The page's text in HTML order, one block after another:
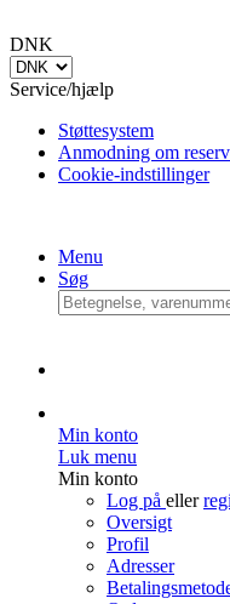
DNK
Service/hjælp
Støttesystem
Anmodning om
Cookie-indstillinger
Menu
Søg
Min konto
Log på
Oversigt
Profil
Adresser
Betalingsmetoder
Ordrer
Ønskeliste